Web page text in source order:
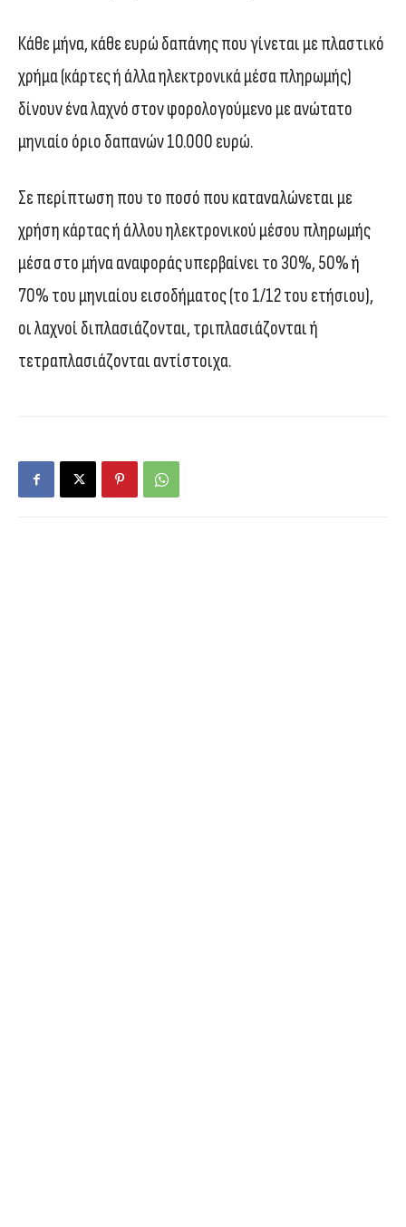
Κάθε μήνα, κάθε ευρώ δαπάνης που γίνεται με πλαστικό
χρήμα (κάρτες ή άλλα ηλεκτρονικά μέσα πληρωμής)
δίνουν ένα λαχνό στον φορολογούμενο με ανώτατο
μηνιαίο όριο δαπανών 10.000 ευρώ.
Σε περίπτωση που το ποσό που καταναλώνεται με
χρήση κάρτας ή άλλου ηλεκτρονικού μέσου πληρωμής
μέσα στο μήνα αναφοράς υπερβαίνει το 30%, 50% ή
70% του μηνιαίου εισοδήματος (το 1/12 του ετήσιου),
οι λαχνοί διπλασιάζονται, τριπλασιάζονται ή
τετραπλασιάζονται αντίστοιχα.